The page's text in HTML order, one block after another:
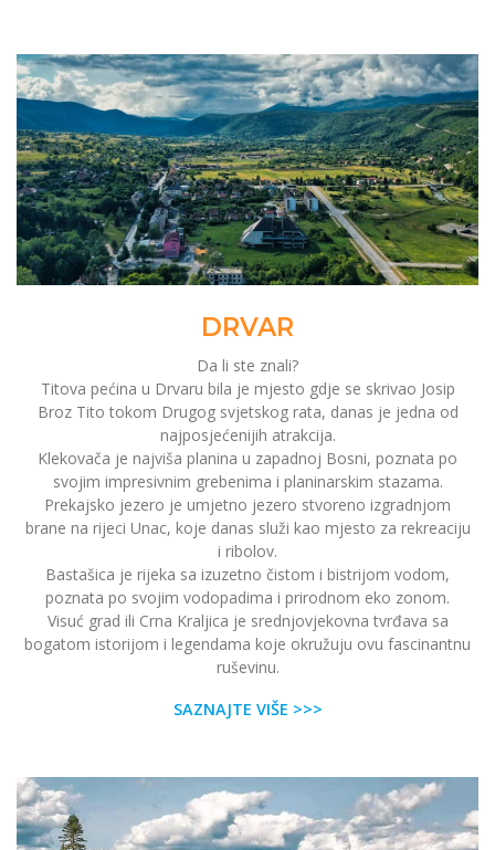
DRVAR
Da li ste znali?
Titova pećina u Drvaru bila je mjesto gdje se skrivao Josip
Broz Tito tokom Drugog svjetskog rata, danas je jedna od
najposjećenijih atrakcija.
Klekovača je najviša planina u zapadnoj Bosni, poznata po
svojim impresivnim grebenima i planinarskim stazama.
Prekajsko jezero je umjetno jezero stvoreno izgradnjom
brane na rijeci Unac, koje danas služi kao mjesto za rekreaciju
i ribolov.
Bastašica je rijeka sa izuzetno čistom i bistrijom vodom,
poznata po svojim vodopadima i prirodnom eko ​​zonom.
Visuć grad ili Crna Kraljica je srednjovjekovna tvrđava sa
bogatom istorijom i legendama koje okružuju ovu fascinantnu
ruševinu.
SAZNAJTE VIŠE >>>